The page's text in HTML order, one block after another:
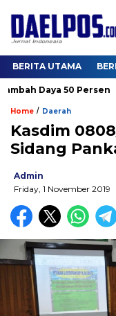
BERITA UTAMA
Daya 50 Persen
Home / Daerah
Kasdim
Sidang
Admin
Friday, 1 November 2019